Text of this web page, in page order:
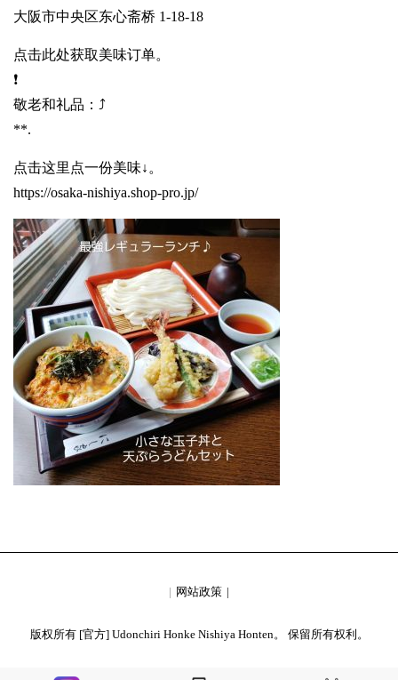
大阪市中央区东心斋桥 1-18-18
点击此处获取美味订单。
❗️
敬老和礼品：⤴️
**.
点击这里点一份美味↓。
https://osaka-nishiya.shop-pro.jp/
网站政策
版权所有 [官方] Udonchiri Honke Nishiya Honten。 保留所有权利。